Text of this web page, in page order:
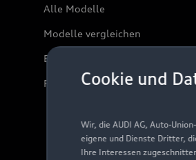
Cookie und
Wir, die AUDI AG, Auto-
eigene und Dienste Dritter,
Ihre Interessen
Alle Modelle
Modelle vergleichen
Elektromodelle
Plug-in-Hybride